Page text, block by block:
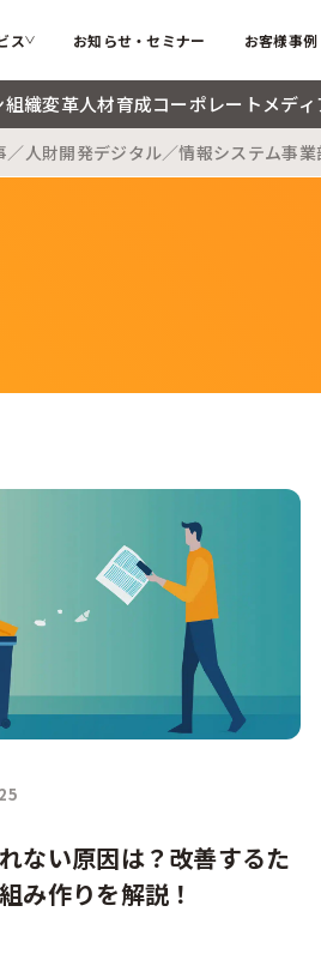
アとは
ス お知らせ・セミナー お客様事例
経営企画
／情報システム 事業部
組織変革人材育成コーポレートメディ
／人財開発デジタル／情報システム事業
ない原因は？改善するた
み作りを解説！